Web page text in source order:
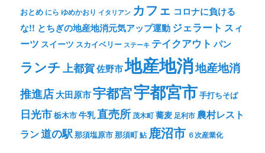
おとめ にら ゆめかおり イタリアン カフェ コロナに負ける
な!! とちぎの地産地消元気アップ運動ジェラート スィ
ーツ スイーツ スカイベリー ステーキ テイクアウト パン
ランチ上都賀佐野市地産地消地産地消
推進店大田原市宇都宮宇都宮市手打ちそば
日光市栃木市牛乳直売所 茂木町蕎麦 足利市 農村レスト
ラン道の駅那須塩原市那須町鮎 鹿沼市 ６次産業化